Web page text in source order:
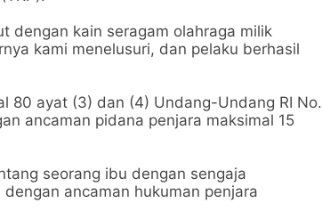
dengan kain seragam olahraga milik
kami menelusuri, dan pelaku berhasil
80 ayat (3) dan (4) Undang-Undang RI No.
ancaman pidana penjara maksimal 15
seorang ibu dengan sengaja
ancaman hukuman penjara